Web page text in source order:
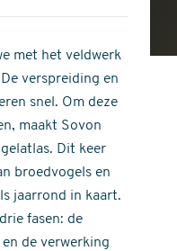
met het veldwerk
verspreiding en
snel. Om deze
maakt Sovon
Dit keer
broedvogels en
jaarrond in kaart.
fasen: de
de verwerking